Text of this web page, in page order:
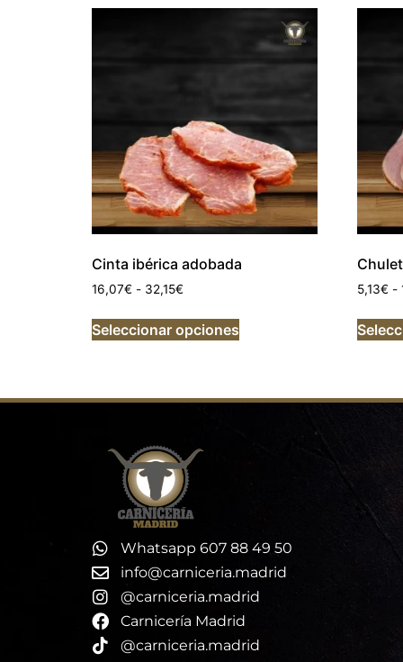
Cinta ibérica adobada
16,07€ - 32,15€
Seleccionar opciones
5,13€ -
Whatsapp 607 88 49 50
info@carniceria.madrid
@carniceria.madrid
Carnicería Madrid
@carniceria.madrid